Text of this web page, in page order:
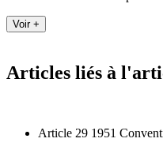
Articles liés à
Article 29 1951